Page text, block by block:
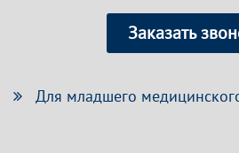
Заказать
Для младшего